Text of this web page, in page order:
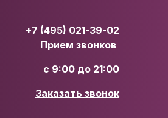
+7 (495) 021-39-02
Прием звонков
с 9:00 до 21:00
Заказать звонок